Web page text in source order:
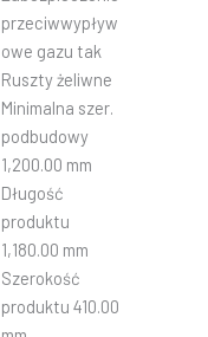
przeciwwypływ
owe gazu tak
Ruszty żeliwne
Minimalna szer.
podbudowy
1,200.00 mm
Długość
produktu
1,180.00 mm
Szerokość
produktu 410.00